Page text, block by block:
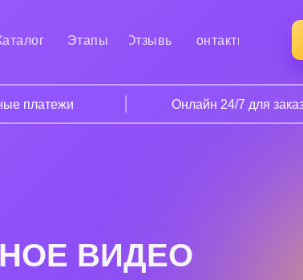
ВИДЕО
Контакты
Этапы Отзывы
платежи Онлайн 24/7 для